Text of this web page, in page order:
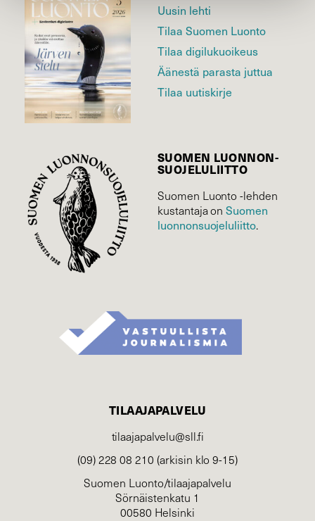
Uusin lehti
Tilaa Suomen Luonto
Tilaa digilukuoikeus
Äänestä parasta juttua
Tilaa uutiskirje
SUOMEN LUONNON­
SUOJELU­LIITTO
Suomen Luonto -lehden
kustantaja onSuomen
luonnonsuojelu­liitto.
TILAAJAPALVELU
tilaajapalvelu@sll.fi
(09) 228 08 210 (arkisin klo 9-15)
Suomen Luonto/tilaajapalvelu
Sörnäistenkatu 1
00580 Helsinki